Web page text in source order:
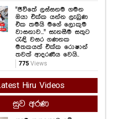
මතකයත් එක්ක රොෂාන්
තවත් ආදරණීය වෙයි..
775 Views
Latest Hiru Videos
සුව අරණ
කෑම කනකොට මේ
වැරදි කරන්න එපා...!
ආහාර ජීරණ පද්ධතියේ
කාර්යක්ෂමතාවයට මේ